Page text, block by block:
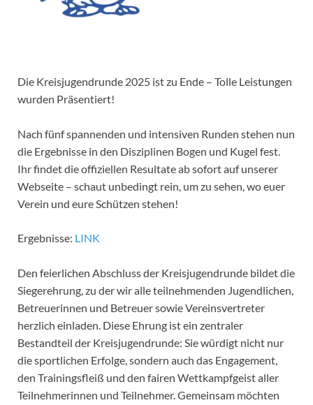
Die Kreisjugendrunde 2025 ist zu Ende – Tolle Leistungen
wurden Präsentiert!
Nach fünf spannenden und intensiven Runden stehen nun
die Ergebnisse in den Disziplinen Bogen und Kugel fest.
Ihr findet die offiziellen Resultate ab sofort auf unserer
Webseite – schaut unbedingt rein, um zu sehen, wo euer
Verein und eure Schützen stehen!
Ergebnisse: LINK
Den feierlichen Abschluss der Kreisjugendrunde bildet die
Siegerehrung, zu der wir alle teilnehmenden Jugendlichen,
Betreuerinnen und Betreuer sowie Vereinsvertreter
herzlich einladen. Diese Ehrung ist ein zentraler
Bestandteil der Kreisjugendrunde: Sie würdigt nicht nur
die sportlichen Erfolge, sondern auch das Engagement,
den Trainingsfleiß und den fairen Wettkampfgeist aller
Teilnehmerinnen und Teilnehmer. Gemeinsam möchten